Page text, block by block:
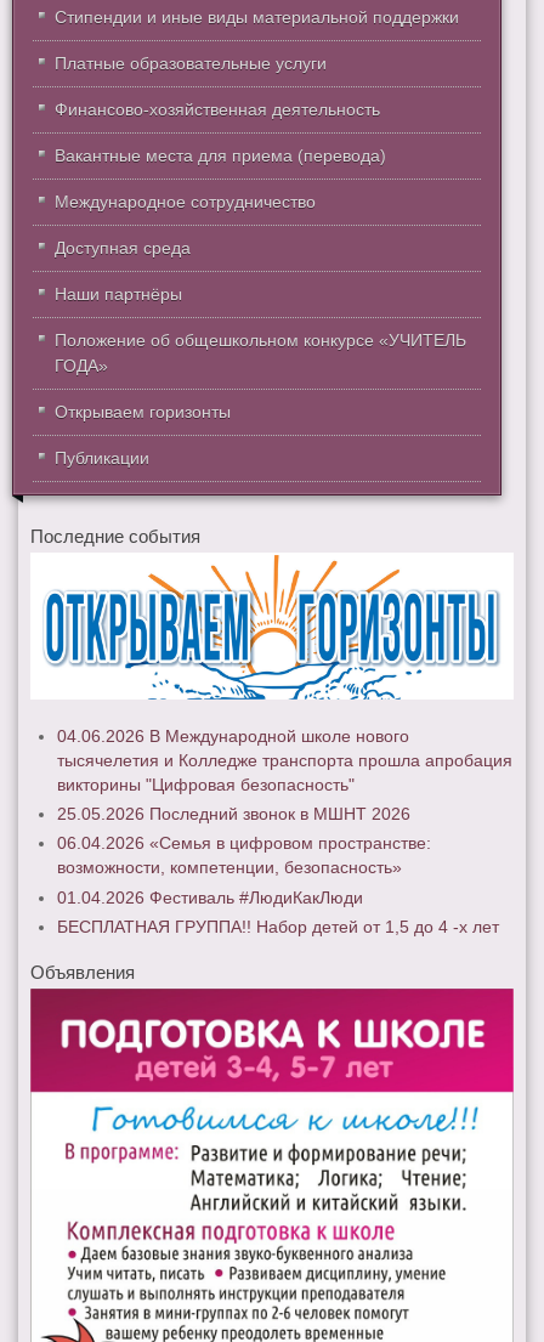
Стипендии и иные виды материальной поддержки
Платные образовательные услуги
Финансово-хозяйственная деятельность
Вакантные места для приема (перевода)
Международное сотрудничество
Доступная среда
Наши партнёры
Положение об общешкольном конкурсе «УЧИТЕЛЬ
ГОДА»
Открываем горизонты
Публикации
Последние события
04.06.2026 В Международной школе нового
тысячелетия и Колледже транспорта прошла апробация
викторины "Цифровая безопасность"
25.05.2026 Последний звонок в МШНТ 2026
06.04.2026 «Семья в цифровом пространстве:
возможности, компетенции, безопасность»
01.04.2026 Фестиваль #ЛюдиКакЛюди
БЕСПЛАТНАЯ ГРУППА!! Набор детей от 1,5 до 4 -х лет
Объявления